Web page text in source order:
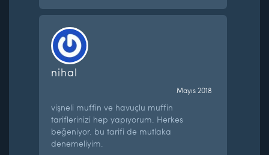
nihal
Mayıs 2018
vişneli muffin ve havuçlu muffin
tariflerinizi hep yapıyorum. Herkes
beğeniyor. bu tarifi de mutlaka
denemeliyim.